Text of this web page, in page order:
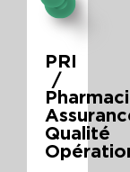
PRI
/
Qualité